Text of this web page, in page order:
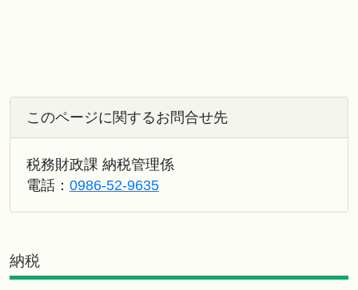
このページに関するお問合せ先
税務財政課 納税管理係
電話： 0986-52-9635
納税